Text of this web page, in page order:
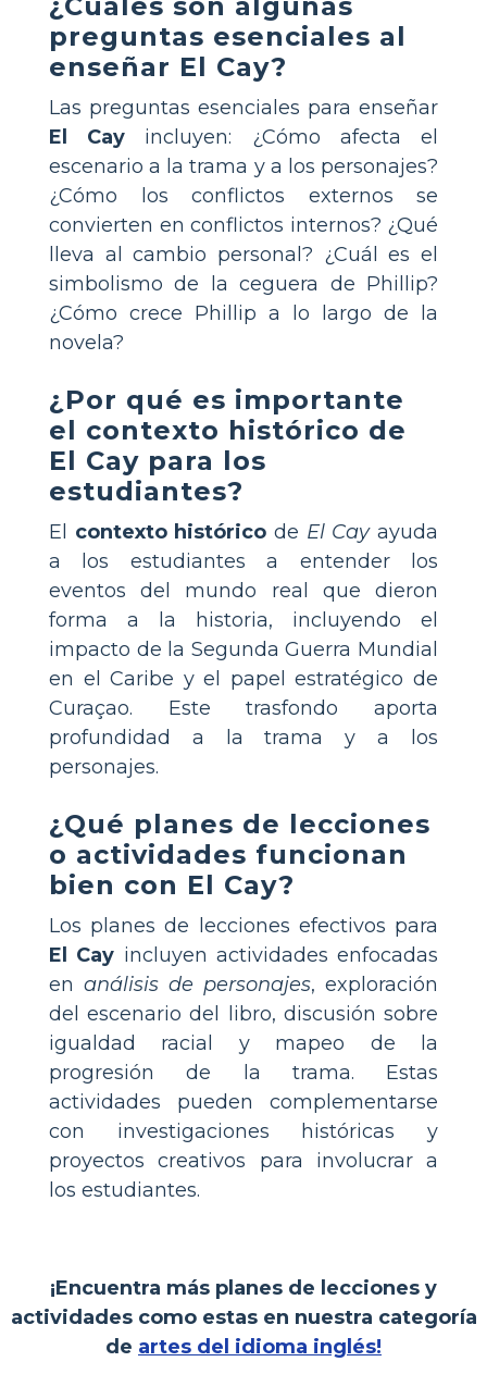
preguntas esenciales al
enseñar El Cay?
Las preguntas esenciales para enseñar
El Cay incluyen: ¿Cómo afecta el
escenario a la trama y a los personajes?
¿Cómo los conflictos externos se
convierten en conflictos internos? ¿Qué
lleva al cambio personal? ¿Cuál es el
simbolismo de la ceguera de Phillip?
¿Cómo crece Phillip a lo largo de la
novela?
¿Por qué es importante
el contexto histórico de
El Cay para los
estudiantes?
El contexto histórico de El Cayayuda
a los estudiantes a entender los
eventos del mundo real que dieron
forma a la historia, incluyendo el
impacto de la Segunda Guerra Mundial
en el Caribe y el papel estratégico de
Curaçao. Este trasfondo aporta
profundidad a la trama y a los
personajes.
¿Qué planes de lecciones
o actividades funcionan
bien con El Cay?
Los planes de lecciones efectivos para
El Cay incluyen actividades enfocadas
en análisis de personajes, exploración
del escenario del libro, discusión sobre
igualdad racial y mapeo de la
progresión de la trama. Estas
actividades pueden complementarse
con investigaciones históricas y
proyectos creativos para involucrar a
los estudiantes.
¡Encuentra más planes de lecciones y
actividades como estas en nuestra categoría
de artes del idioma inglés!